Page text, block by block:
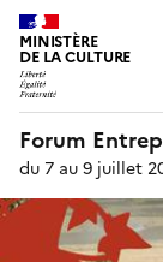
MINISTÈRE
DE LA CULTURE
Forum
du 7 au 9 juillet